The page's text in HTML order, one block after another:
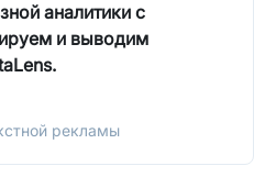
аналитики с
и выводим
рекламы